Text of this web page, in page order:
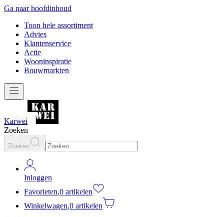
Ga naar hoofdinhoud
Toon hele assortiment
Advies
Klantenservice
Actie
Wooninspiratie
Bouwmarkten
Karwei
Zoeken
Zoeken
Inloggen
Favorieten,0 artikelen
Winkelwagen,0 artikelen